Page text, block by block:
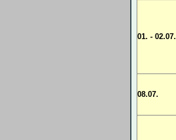
01. - 02.07.
08.07.